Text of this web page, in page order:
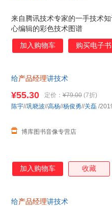
来自腾讯技术专家的一手技术
心编辑的彩色技术图谱
加入购物车 购买电子书
给产品经理讲技术
¥55.30 定价： ¥79.00 (7折)
博库图书音像专营店
陈宇//巩晓波//高杨//杨俊勇//关磊 /
加入购物车 收藏
给产品经理讲技术